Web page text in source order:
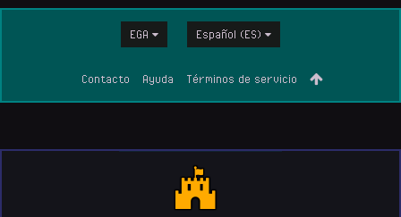
EGA Español (ES)
Contacto Ayuda Términos de servicio